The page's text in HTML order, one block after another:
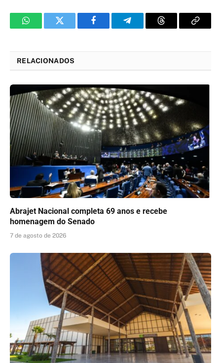
WhatsAppTwitter FacebookTelegramThreads Copy
RELACIONADOS
Abrajet Nacional completa 69 anos e recebe
homenagem do Senado
7 de agosto de 2026